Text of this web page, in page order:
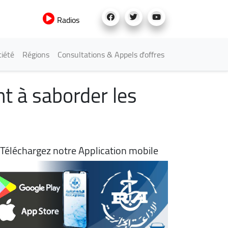
Radios
Régions Consultations & Appels d'offres
à saborder les
Téléchargez notre Application mobile